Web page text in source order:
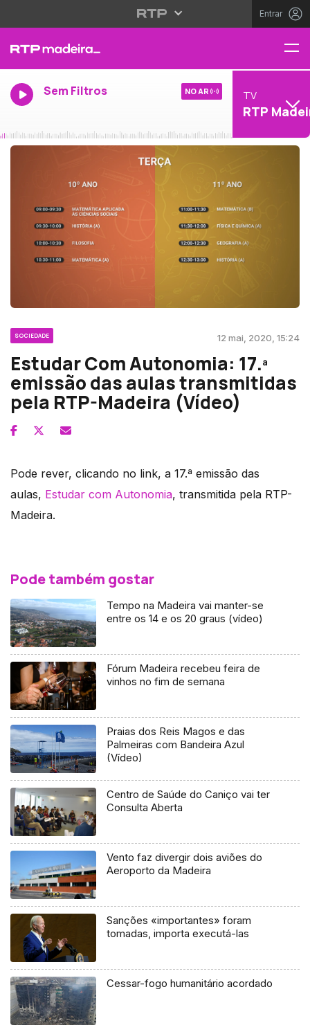
Entrar
Sem Filtros NO AR TV
RTP
SOCIEDADE 12 mai, 2020, 15:24
Estudar Com Autonomia: 17.ª
emissão das aulas transmitidas
pela RTP-Madeira (Vídeo)
Pode rever, clicando no link, a 17.ª emissão das
aulas, Estudar com Autonomia, transmitida pela RTP-
Madeira.
Pode também gostar
Tempo na Madeira vai manter-se
entre os 14 e os 20 graus (vídeo)
Fórum Madeira recebeu feira de
vinhos no fim de semana
Praias dos Reis Magos e das
Palmeiras com Bandeira Azul
(Vídeo)
Centro de Saúde do Caniço vai ter
Consulta Aberta
Vento faz divergir dois aviões do
Aeroporto da Madeira
Sanções «importantes» foram
tomadas, importa executá-las
Cessar-fogo humanitário acordado